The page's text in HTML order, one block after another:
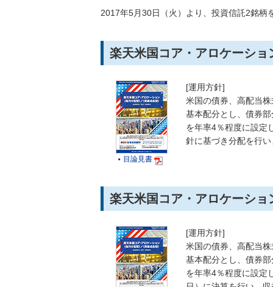
2017年5月30日（火）より、投資信託2銘柄
楽天米国コア・アロケーショ
 目論見書
[運用方針]
米国の債券、高配当
基本配分とし、債券
を年率4％程度に設定
針に基づき分配を行
楽天米国コア・アロケーショ
[運用方針]
米国の債券、高配当
基本配分とし、債券
を年率4％程度に設定